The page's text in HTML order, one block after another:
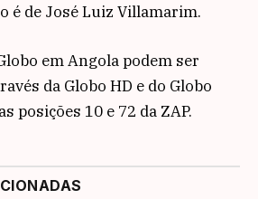
é de José Luiz Villamarim.
em Angola podem ser
da Globo HD e do Globo
posições 10 e 72 da ZAP.